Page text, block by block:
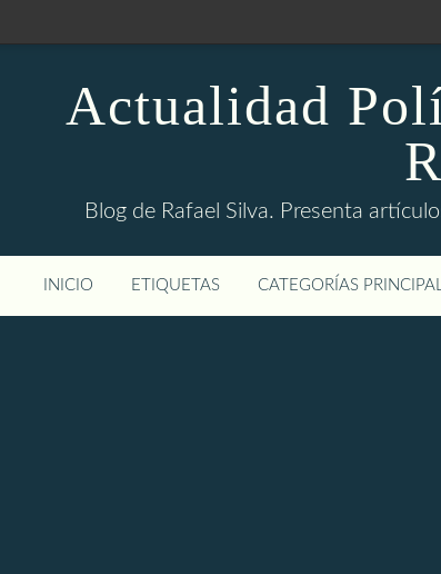
Actualidad
Blog de Rafael Silva. Presenta
INICIO ETIQUETAS CATEGORÍAS